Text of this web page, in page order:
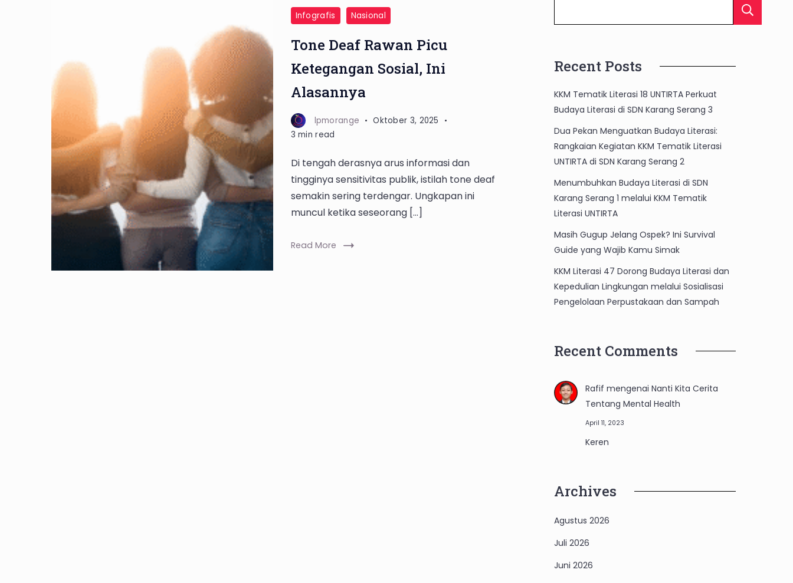
Infografis Nasional
Tone Deaf Rawan Picu
Ketegangan Sosial, Ini
Alasannya
lpmorange
Oktober 3, 2025
3 min read
Di tengah derasnya arus informasi dan
tingginya sensitivitas publik, istilah tone deaf
semakin sering terdengar. Ungkapan ini
muncul ketika seseorang […]
Read More
Recent Posts
KKM Tematik Literasi 18 UNTIRTA Perkuat
Budaya Literasi di SDN Karang Serang 3
Dua Pekan Menguatkan Budaya Literasi:
Rangkaian Kegiatan KKM Tematik Literasi
UNTIRTA di SDN Karang Serang 2
Menumbuhkan Budaya Literasi di SDN
Karang Serang 1 melalui KKM Tematik
Literasi UNTIRTA
Masih Gugup Jelang Ospek? Ini Survival
Guide yang Wajib Kamu Simak
KKM Literasi 47 Dorong Budaya Literasi dan
Kepedulian Lingkungan melalui Sosialisasi
Pengelolaan Perpustakaan dan Sampah
Recent Comments
Rafif mengenaiNanti Kita Cerita
Tentang Mental Health
April 11, 2023
Keren
Archives
Agustus 2026
Juli 2026
Juni 2026